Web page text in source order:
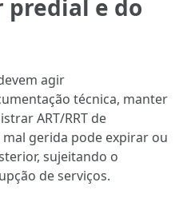
predial e do
agir
técnica, manter
ART/RRT de
gerida pode expirar ou
sujeitando o
de serviços.